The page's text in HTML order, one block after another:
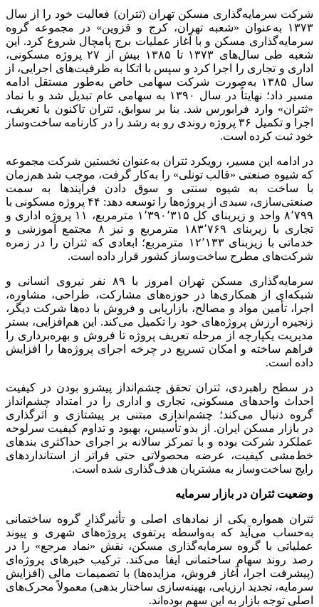
شرکت سرمایه‌گذاری مسکن تهران (ثتران) فعالیت خود را از سال
۱۳۷۳ به‌عنوان «شعبه تهران، کرج و قزوین» در مجموعه گروه
سرمایه‌گذاری مسکن و با آغاز عملیات برج پامچال شروع کرد. این
شعبه طی سال‌های ۱۳۷۳ تا ۱۳۸۵ بیش از ۲۷ پروژه مسکونی،
اداری و تجاری را اجرا کرد و سپس با اتکا به ظرفیت‌های اجرایی، از
سال ۱۳۸۵ به‌صورت شرکت سهامی خاص به‌طور مستقل ادامه
مسیر داد؛ نهایتاً در سال ۱۳۹۰ به سهامی عام تبدیل شد و با نماد
«ثتران» وارد فرابورس شد. بنا بر سوابق، ثتران تاکنون با تعریف،
اجرا و تکمیل ۳۶ پروژه روندی رو به رشد را در کارنامه ساخت‌وساز
خود ثبت کرده است.
در ادامه این مسیر، رویکرد ثتران به‌عنوان نخستین شرکت مجموعه
که شیوه صنعتی «قالب تونلی» را به‌کار گرفت، موجب شد هم‌زمان
با ساخت به شیوه سنتی و سوق دادن فرآیند‌ها به سمت
صنعتی‌سازی، سبدی از پروژه‌ها را توسعه دهد: ۴۴ پروژه مسکونی با
۸٬۷۹۹ واحد و زیربنای کل ۱٬۳۹۰٬۳۱۵ مترمربع، ۱۱ پروژه اداری و
تجاری با زیربنای ۱۸۳٬۷۶۹ مترمربع و نیز ۸ مجتمع آموزشی و
خدماتی با زیربنای ۱۲٬۱۳۳ مترمربع؛ ابعادی که ثتران را در زمره
شرکت‌های مطرح ساخت‌وساز کشور قرار داده است.
سرمایه‌گذاری مسکن تهران امروز با ۸۹ نفر نیروی انسانی و
شبکه‌ای از همکاری‌ها در حوزه‌های مشارکت، طراحی، مشاوره،
اجرا، تأمین مواد و مصالح، بازاریابی و فروش با ده‌ها شرکت دیگر،
زنجیره ارزش پروژه‌های خود را تکمیل می‌کند. این هم‌افزایی، بستر
مدیریت یکپارچه از مرحله تعریف پروژه تا فروش و بهره‌برداری را
فراهم ساخته و امکان تسریع در چرخه اجرای پروژه‌ها را افزایش
داده است.
در سطح راهبردی، ثتران تحقق چشم‌انداز پیشرو بودن در کیفیت
احداث واحد‌های مسکونی، تجاری و اداری را در امتداد چشم‌انداز
گروه دنبال می‌کند؛ چشم‌اندازی مبتنی بر پیشتازی و اثرگذاری
در بازار مسکن ایران. از بدو تأسیس، بهبود و تداوم کیفیت سرلوحه
عملکرد شرکت بوده و با تمرکز سالانه بر اجرای حداکثری بند‌های
خط‌مشی کیفیت، عرضه محصولاتی حتی فراتر از استاندارد‌های
رایج ساخت‌وساز به مشتریان هدف‌گذاری شده است.
وضعیت ثتران در بازار سرمایه
ثتران همواره یکی از نماد‌های اصلی و تأثیرگذارِ گروه ساختمانی
به‌حساب می‌آید که به‌واسطه پرتفوی پروژه‌های شهری و پیوند
عملیاتی با گروه سرمایه‌گذاری مسکن، نقش «نماد مرجع» را در
رصد روند سهام ساختمانی ایفا می‌کند. ترکیب خبر‌های پروژه‌ای
(پیشرفت اجرا، آغاز فروش، مزایده‌ها) با تصمیمات مالی (افزایش
سرمایه، تجدید ارزیابی، بهینه‌سازی ساختار بدهی) معمولاً محرک‌های
اصلی توجه بازار به این سهم بوده‌اند.